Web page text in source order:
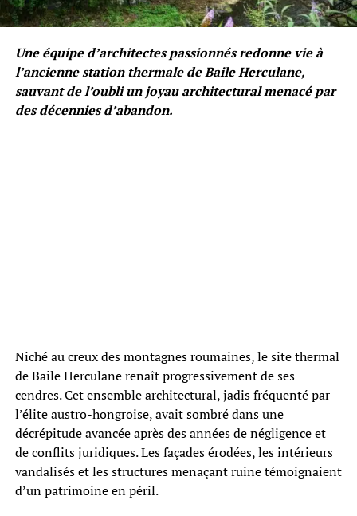
Une équipe d’architectes passionnés redonne vie à
l’ancienne station thermale de Baile Herculane,
sauvant de l’oubli un joyau architectural menacé par
des décennies d’abandon.
Niché au creux des montagnes roumaines, le site thermal
de Baile Herculane renaît progressivement de ses
cendres. Cet ensemble architectural, jadis fréquenté par
l’élite austro-hongroise, avait sombré dans une
décrépitude avancée après des années de négligence et
de conflits juridiques. Les façades érodées, les intérieurs
vandalisés et les structures menaçant ruine témoignaient
d’un patrimoine en péril.